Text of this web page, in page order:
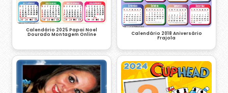
Calendário 2025 Papai Noel
Dourado Montagem Online Calendário 2018 Aniversário
Frajola